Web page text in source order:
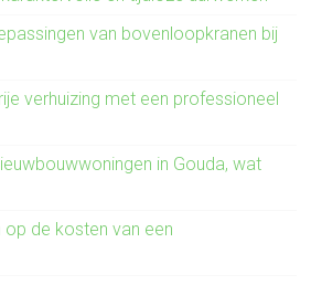
van bovenloopkranen bij
verhuizing met een professioneel
in Gouda, wat
de kosten van een